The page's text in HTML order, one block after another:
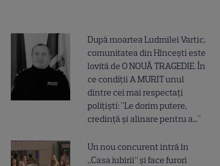
După moartea Ludmilei Vartic,
comunitatea din Hîncești este
lovită de O NOUĂ TRAGEDIE. În
ce condiții A MURIT unul
dintre cei mai respectați
polițiști: "Le dorim putere,
credință și alinare pentru a..."
Un nou concurent intră în
„Casa iubirii” și face furori